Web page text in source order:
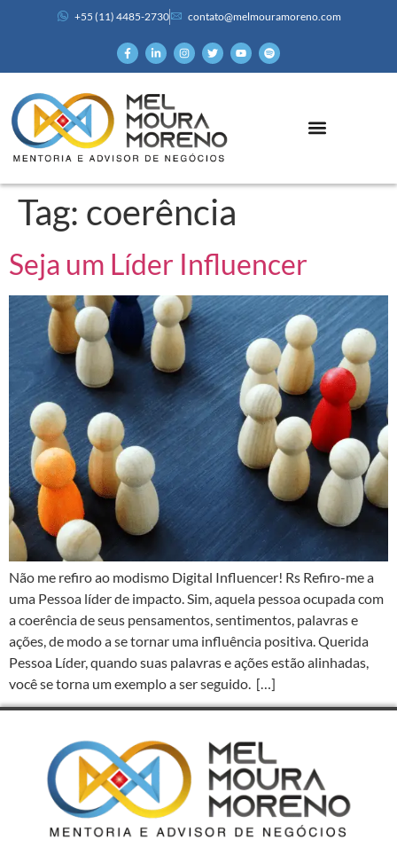
+55 (11) 4485-2730 contato@melmouramoreno.com
Tag: coerência
Seja um Líder Influencer
Não me refiro ao modismo Digital Influencer! Rs Refiro-me a
uma Pessoa líder de impacto. Sim, aquela pessoa ocupada com
a coerência de seus pensamentos, sentimentos, palavras e
ações, de modo a se tornar uma influência positiva. Querida
Pessoa Líder, quando suas palavras e ações estão alinhadas,
você se torna um exemplo a ser seguido. […]